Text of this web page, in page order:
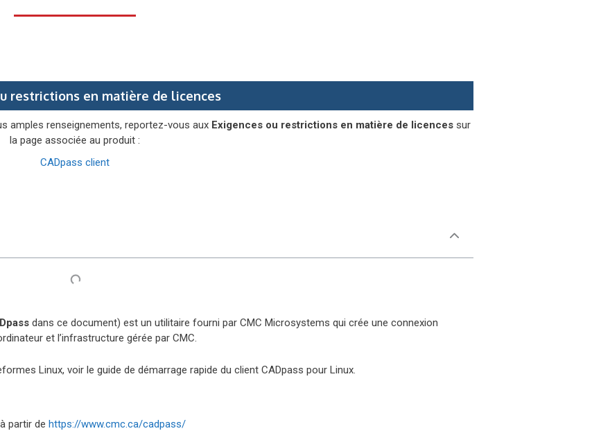
restrictions en matière de licences
amples renseignements, reportez-vous aux Exigences ou restrictions en matière de licences sur
la page associée au produit :
CADpass client
dans ce document) est un utilitaire fourni par CMC Microsystems qui crée une connexion
et l’infrastructure gérée par CMC.
Linux, voir le guide de démarrage rapide du client CADpass pour Linux.
à partir de https://www.cmc.ca/cadpass/